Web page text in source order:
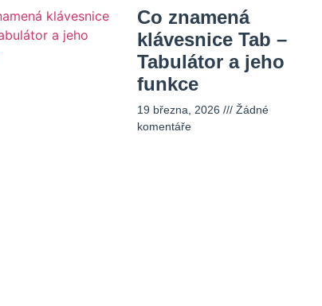
Co znamená
klávesnice Tab –
Tabulátor a jeho
funkce
19 března, 2026
Žádné
komentáře